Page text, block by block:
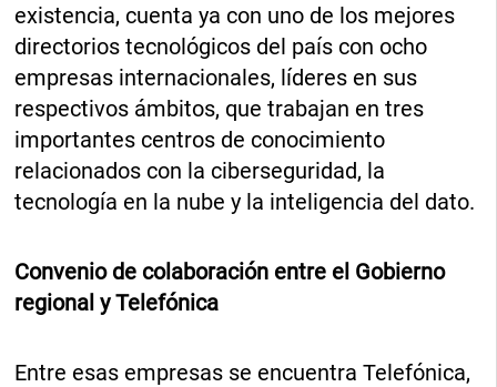
existencia, cuenta ya con uno de los mejores
directorios tecnológicos del país con ocho
empresas internacionales, líderes en sus
respectivos ámbitos, que trabajan en tres
importantes centros de conocimiento
relacionados con la ciberseguridad, la
tecnología en la nube y la inteligencia del dato.
Convenio de colaboración entre el Gobierno
regional y Telefónica
Entre esas empresas se encuentra Telefónica,